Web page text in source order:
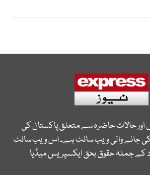
اور حالات حاضرہ سے متعلق پاکستان کی
جانے والی ویب سائٹ ہے۔ اس ویب سائٹ
کے جملہ حقوق بحق ایکسپریس میڈیا